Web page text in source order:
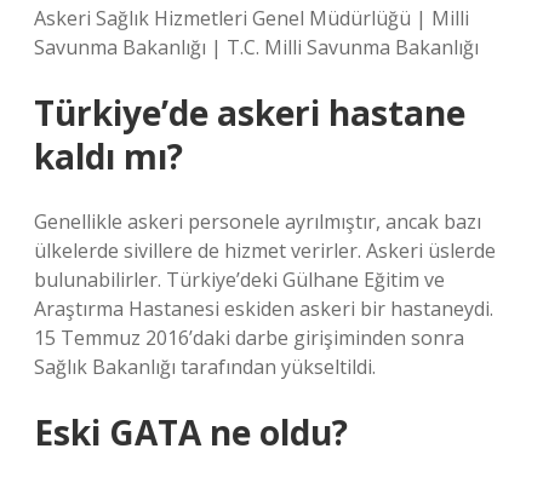
Askeri Sağlık Hizmetleri Genel Müdürlüğü | Milli
Savunma Bakanlığı | T.C. Milli Savunma Bakanlığı
Türkiye’de askeri hastane
kaldı mı?
Genellikle askeri personele ayrılmıştır, ancak bazı
ülkelerde sivillere de hizmet verirler. Askeri üslerde
bulunabilirler. Türkiye’deki Gülhane Eğitim ve
Araştırma Hastanesi eskiden askeri bir hastaneydi.
15 Temmuz 2016’daki darbe girişiminden sonra
Sağlık Bakanlığı tarafından yükseltildi.
Eski GATA ne oldu?